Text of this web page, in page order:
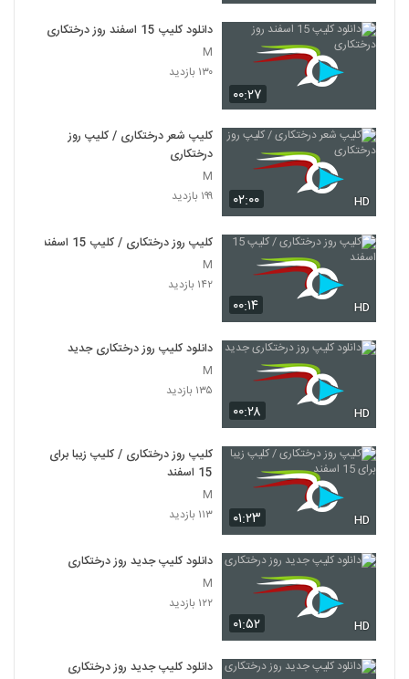
۰۰:۲۷
دانلود کلیپ 15 اسفند روز درختکاری
M
۱۳۰ بازدید
۰۲:۰۰ HD
کلیپ شعر درختکاری / کلیپ روز
درختکاری
M
۱۹۹ بازدید
۰۰:۱۴ HD
کلیپ روز درختکاری / کلیپ 15 اسفند
M
۱۴۲ بازدید
۰۰:۲۸ HD
دانلود کلیپ روز درختکاری جدید
M
۱۳۵ بازدید
۰۱:۲۳ HD
کلیپ روز درختکاری / کلیپ زیبا برای
15 اسفند
M
۱۱۳ بازدید
۰۱:۵۲ HD
دانلود کلیپ جدید روز درختکاری
M
۱۲۲ بازدید
دانلود کلیپ جدید روز درختکاری